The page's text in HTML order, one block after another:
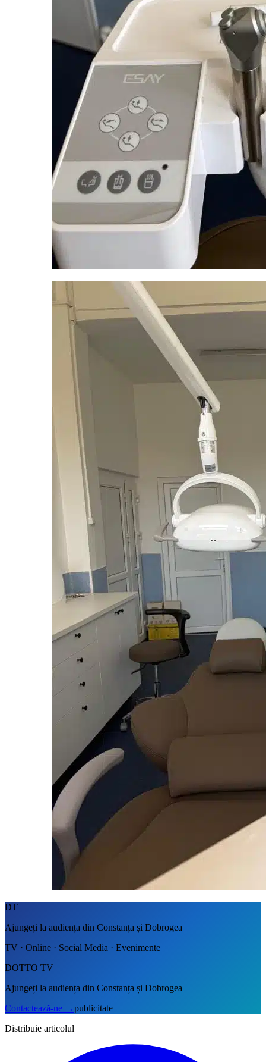
DT
Ajungeți la audiența din Constanța și Dobrogea
TV · Online · Social Media · Evenimente
DOTTO TV
Ajungeți la audiența din Constanța și Dobrogea
Contactează-ne →publicitate
Distribuie articolul